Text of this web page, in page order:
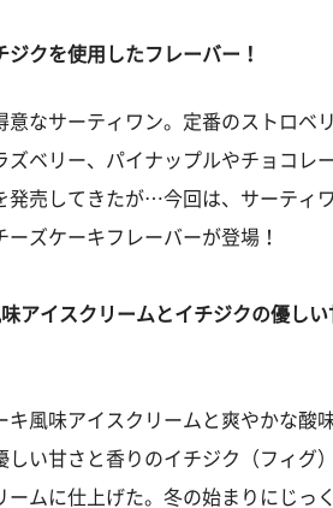
クを使用したフレーバー！
意なサーティワン。定番のストロベ
ズベリー、パイナップルやチョコレ
発売してきたが…今回は、サーティ
ーズケーキフレーバーが登場！
アイスクリームとイチジクの優し
キ風味アイスクリームと爽やかな酸
い甘さと香りのイチジク（フィグ
ームに仕上げた。冬の始まりにじっ